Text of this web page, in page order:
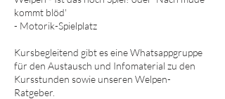
kommt blöd'
- Motorik-Spielplatz
Kursbegleitend gibt es eine Whatsappgruppe
für den Austausch und Infomaterial zu den
Kursstunden sowie unseren Welpen-
Ratgeber.